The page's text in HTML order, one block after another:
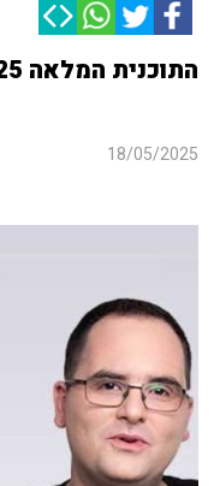
התוכנית המלאה 18.05.25
18/05/2025